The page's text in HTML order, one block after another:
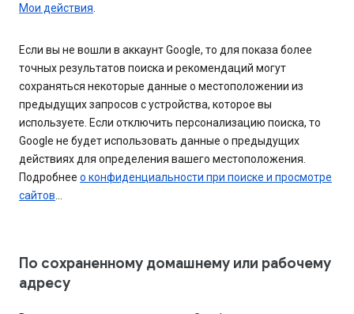
Мои действия
Если вы не вошли в аккаунт Google, то для показа более
точных результатов поиска и рекомендаций могут
сохраняться некоторые данные о местоположении из
предыдущих запросов с устройства, которое вы
используете. Если отключить персонализацию поиска, то
Google не будет использовать данные о предыдущих
действиях для определения вашего местоположения.
Подробнее о конфиденциальности при поиске и просмотре
сайтов
По сохраненному домашнему или рабочему
адресу